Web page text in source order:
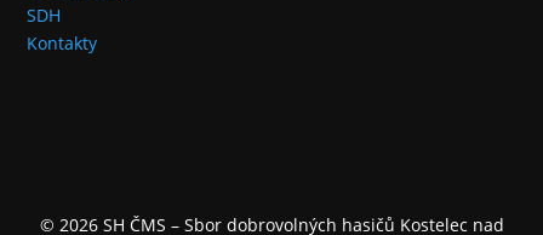
SDH
Kontakty
© 2026 SH ČMS – Sbor dobrovolných hasičů Kostelec nad